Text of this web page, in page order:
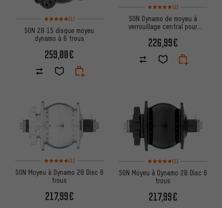
Note moyenne : 5 sur 5 d'après 1 avis
(1)
SON 28 15 disque moyeu
dynamo à 6 trous
259,00€
Note moyenne : 5 sur 5
(2)
SON Dynamo de moyeu à
verrouillage central pour
226,99€
Note moyenne : 5 sur 5 d'après 1 avis
(1)
SON Moyeu à Dynamo 28 Disc 6
trous
217,99€
Note moyenne : 5 sur 5
(1)
SON Moyeu à Dynamo 28 Disc 6
trous
217,99€